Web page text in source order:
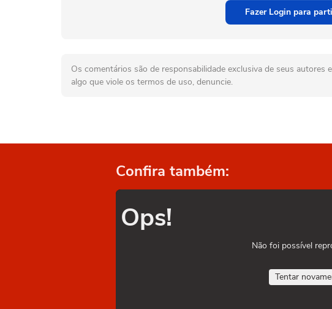
Fazer Login para
Os comentários são de responsabilidade exclusiva de seus autores
algo que viole os termos de uso, denuncie.
Confira também:
Ops!
Não foi possível
Tentar